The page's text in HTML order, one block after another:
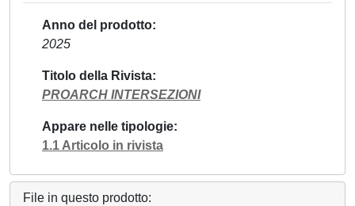
Anno del prodotto
2025
Titolo della Rivista
PROARCH INTERSEZIONI
Appare nelle tipologie
1.1 Articolo in rivista
File in questo prodotto: